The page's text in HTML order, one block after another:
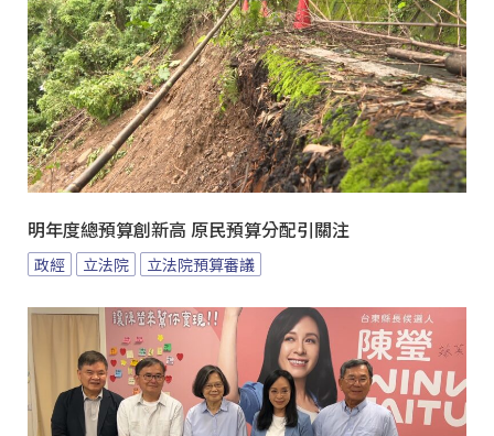
明年度總預算創新高 原民預算分配引關注
政經 立法院 立法院預算審議